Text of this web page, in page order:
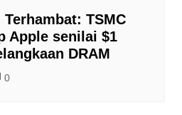
TSMC
Apple senilai $1
DRAM
0